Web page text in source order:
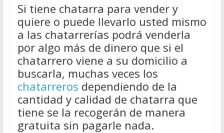
Si tiene chatarra para vender y
quiere o puede llevarlo usted mismo
a las chatarrerías podrá venderla
por algo más de dinero que si el
chatarrero viene a su domicilio a
buscarla, muchas veces los
chatarreros dependiendo de la
cantidad y calidad de chatarra que
tiene se la recogerán de manera
gratuita sin pagarle nada.